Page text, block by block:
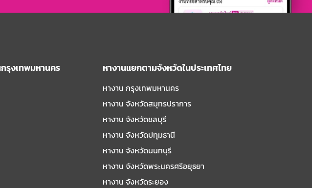
รุงเทพมหานคร หางานแยกตามจังหวัดในประเทศไทย
หางาน กรุงเทพมหานคร
หางาน จังหวัดสมุทรปราการ
หางาน จังหวัดชลบุรี
หางาน จังหวัดปทุมธานี
หางาน จังหวัดนนทบุรี
หางาน จังหวัดพระนครศรีอยุธยา
หางาน จังหวัดระยอง